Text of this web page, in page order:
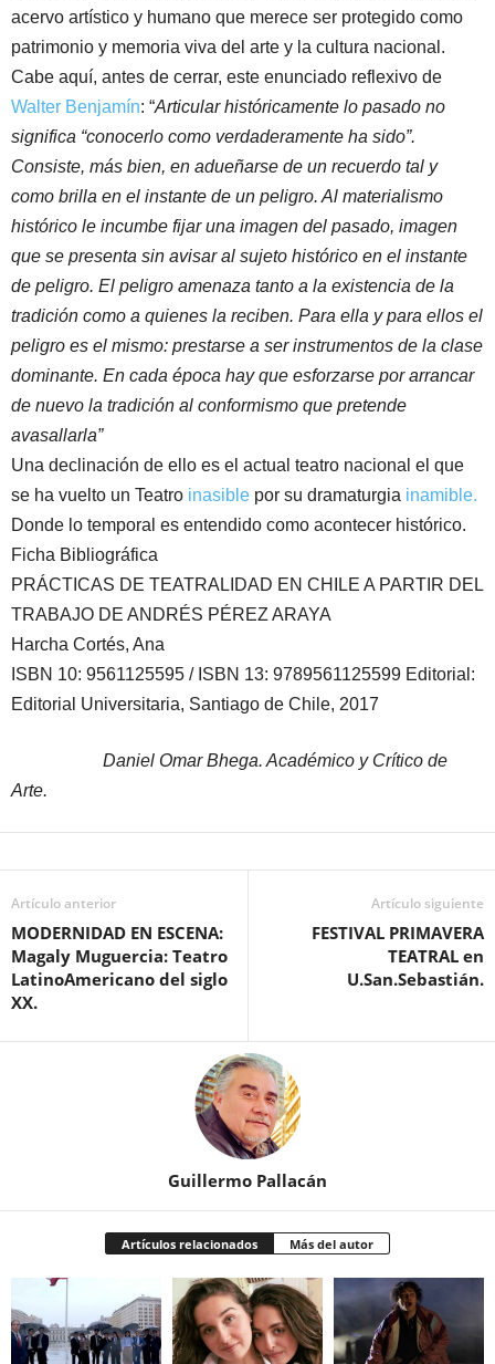
acervo artístico y humano que merece ser protegido como
patrimonio y memoria viva del arte y la cultura nacional.
Cabe aquí, antes de cerrar, este enunciado reflexivo de
Walter Benjamín: “Articular históricamente lo pasado no
significa “conocerlo como verdaderamente ha sido”.
Consiste, más bien, en adueñarse de un recuerdo tal y
como brilla en el instante de un peligro. Al materialismo
histórico le incumbe fijar una imagen del pasado, imagen
que se presenta sin avisar al sujeto histórico en el instante
de peligro. El peligro amenaza tanto a la existencia de la
tradición como a quienes la reciben. Para ella y para ellos el
peligro es el mismo: prestarse a ser instrumentos de la clase
dominante. En cada época hay que esforzarse por arrancar
de nuevo la tradición al conformismo que pretende
avasallarla”
Una declinación de ello es el actual teatro nacional el que
se ha vuelto un Teatro inasible por su dramaturgia inamible.
Donde lo temporal es entendido como acontecer histórico.
Ficha Bibliográfica
PRÁCTICAS DE TEATRALIDAD EN CHILE A PARTIR DEL
TRABAJO DE ANDRÉS PÉREZ ARAYA
Harcha Cortés, Ana
ISBN 10: 9561125595 / ISBN 13: 9789561125599 Editorial:
Editorial Universitaria, Santiago de Chile, 2017
Daniel Omar Bhega. Académico y Crítico de
Arte.
Artículo anterior
MODERNIDAD EN ESCENA:
Magaly Muguercia: Teatro
LatinoAmericano del siglo
XX.
Artículo siguiente
FESTIVAL PRIMAVERA
TEATRAL en
U.San.Sebastián.
Guillermo Pallacán
Artículos relacionados Más del autor